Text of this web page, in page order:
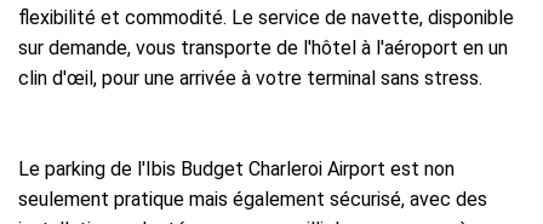
flexibilité et commodité. Le service de navette, disponible
sur demande, vous transporte de l'hôtel à l'aéroport en un
clin d'œil, pour une arrivée à votre terminal sans stress.
Le parking de l'Ibis Budget Charleroi Airport est non
seulement pratique mais également sécurisé, avec des